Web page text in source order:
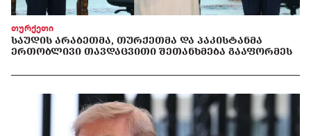
თურქეთი
ᲡᲐᲣᲓᲘᲡ ᲐᲠᲐᲑᲔᲗᲛᲐ, ᲗᲣᲠᲥᲔᲗᲛᲐ ᲓᲐ ᲞᲐᲙᲘᲡᲢᲐᲜᲛᲐ
ᲔᲠᲗᲝᲑᲚᲘᲕᲘ ᲗᲐᲕᲓᲐᲪᲕᲘᲗᲘ ᲨᲔᲗᲐᲜᲮᲛᲔᲑᲐ ᲒᲐᲐᲤᲝᲠᲛᲔᲡ